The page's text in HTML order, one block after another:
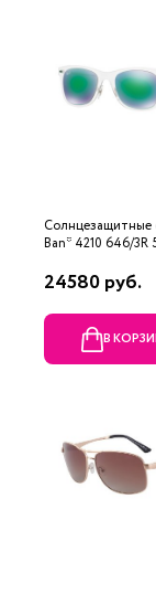
Солнцезащитные
Ban* 4210 646/3R
24580 руб.
В